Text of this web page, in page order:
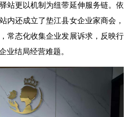
站更以机制为纽带延伸服务链。依
内还成立了垫江县女企业家商会，
常态化收集企业发展诉求，反映行
业结局经营难题。